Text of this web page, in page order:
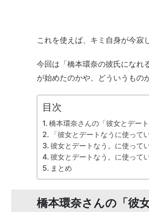
これを使えば、キミ自身が今寂
今回は「橋本環奈の彼氏になれ
が始めたのかや、どういうもの
目次
橋本環奈さんの「彼女とデー
「彼女とデートなうに使って
彼女とデートなう。に使って
彼女とデートなう。に使って
まとめ
橋本環奈さんの「彼